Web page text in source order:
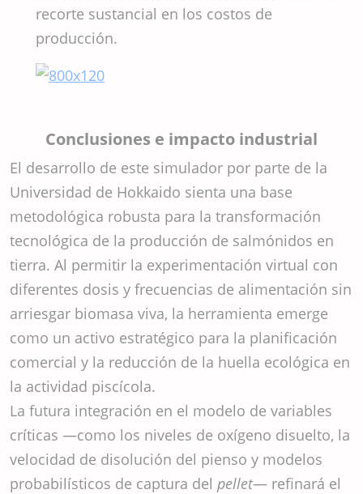
recorte sustancial en los costos de
producción.
Conclusiones e impacto industrial
El desarrollo de este simulador por parte de la
Universidad de Hokkaido sienta una base
metodológica robusta para la transformación
tecnológica de la producción de salmónidos en
tierra. Al permitir la experimentación virtual con
diferentes dosis y frecuencias de alimentación sin
arriesgar biomasa viva, la herramienta emerge
como un activo estratégico para la planificación
comercial y la reducción de la huella ecológica en
la actividad piscícola.
La futura integración en el modelo de variables
críticas —como los niveles de oxígeno disuelto, la
velocidad de disolución del pienso y modelos
probabilísticos de captura del pellet— refinará el